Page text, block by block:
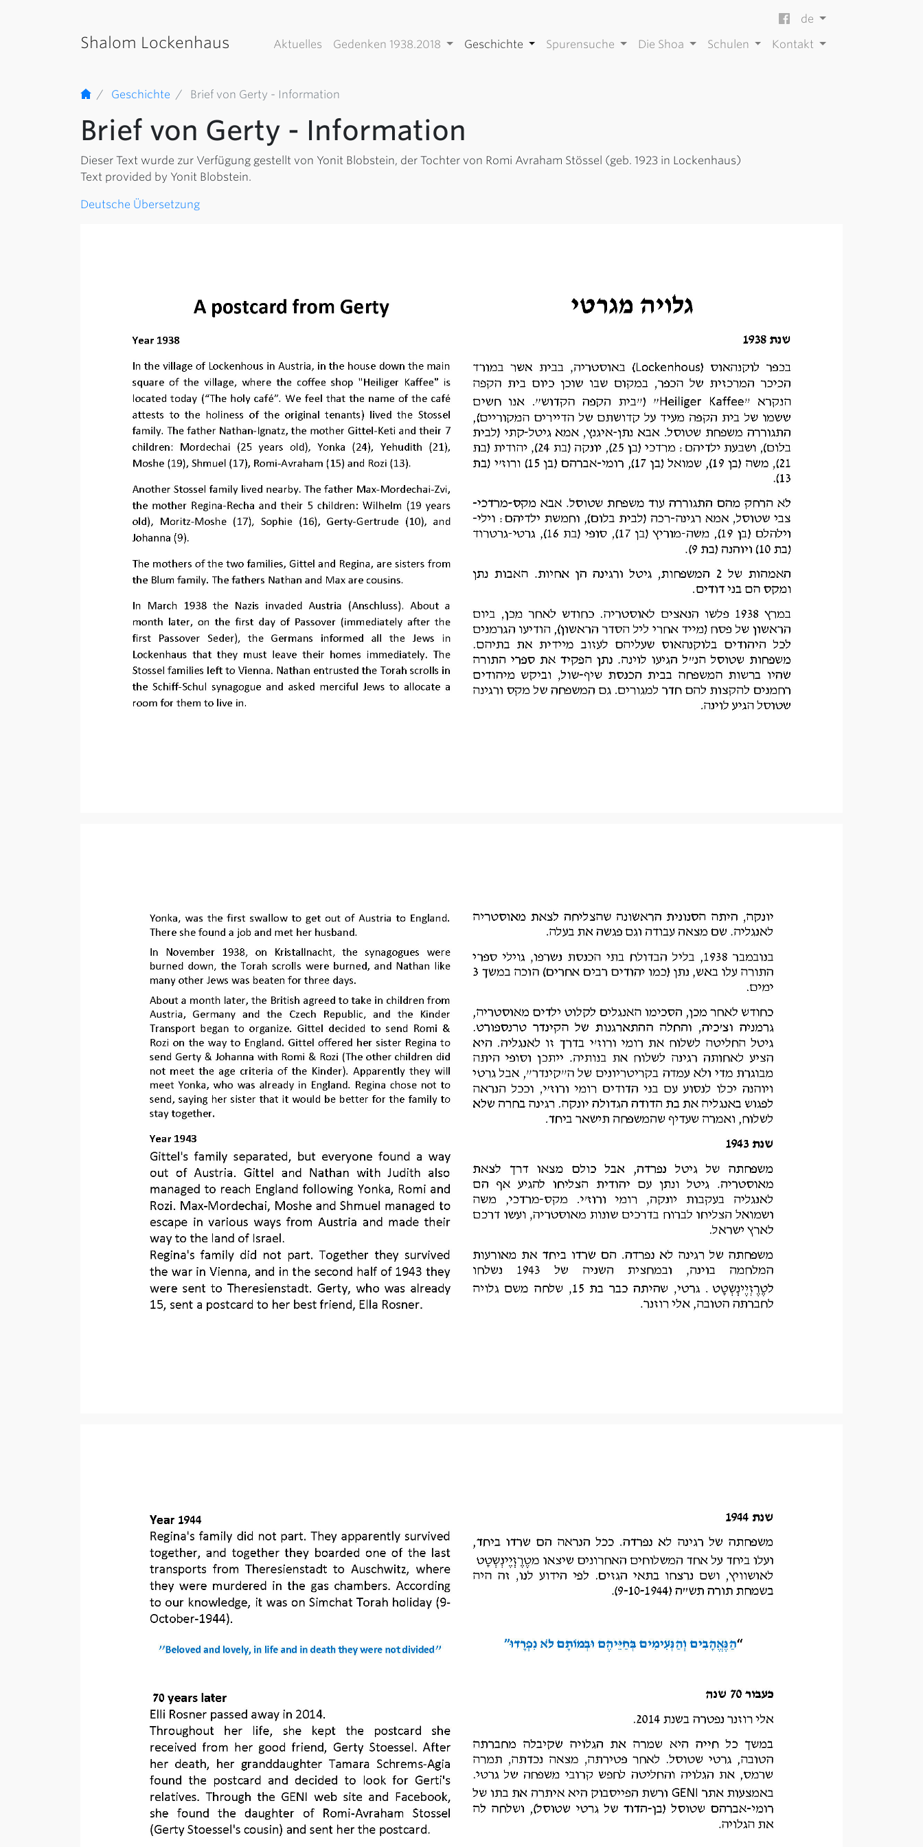
de
Shalom Lockenhaus Aktuelles Gedenken 1938.2018 Geschichte Spurensuche Die Shoa Schulen Kontakt
Geschichte Brief von Gerty - Information
Brief von Gerty - Information
Dieser Text wurde zur Verfügung gestellt von Yonit Blobstein, der Tochter von Romi Avraham Stössel (geb. 1923 in Lockenhaus)
Text provided by Yonit Blobstein.
Deutsche Übersetzung